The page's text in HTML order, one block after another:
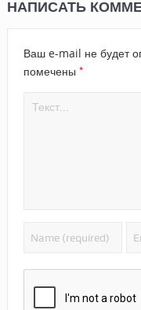
НАПИСАТЬ
Ваш e-mail не будет
помечены *